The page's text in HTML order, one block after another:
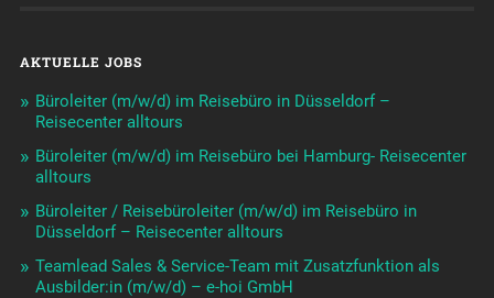
AKTUELLE JOBS
Büroleiter (m/w/d) im Reisebüro in Düsseldorf –
Reisecenter alltours
Büroleiter (m/w/d) im Reisebüro bei Hamburg- Reisecenter
alltours
Büroleiter / Reisebüroleiter (m/w/d) im Reisebüro in
Düsseldorf – Reisecenter alltours
Teamlead Sales & Service-Team mit Zusatzfunktion als
Ausbilder:in (m/w/d) – e-hoi GmbH